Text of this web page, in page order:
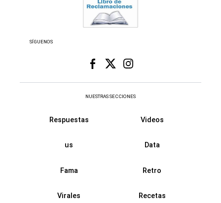
SÍGUENOS
NUESTRAS SECCIONES
Respuestas Videos
us Data
Fama Retro
Virales Recetas